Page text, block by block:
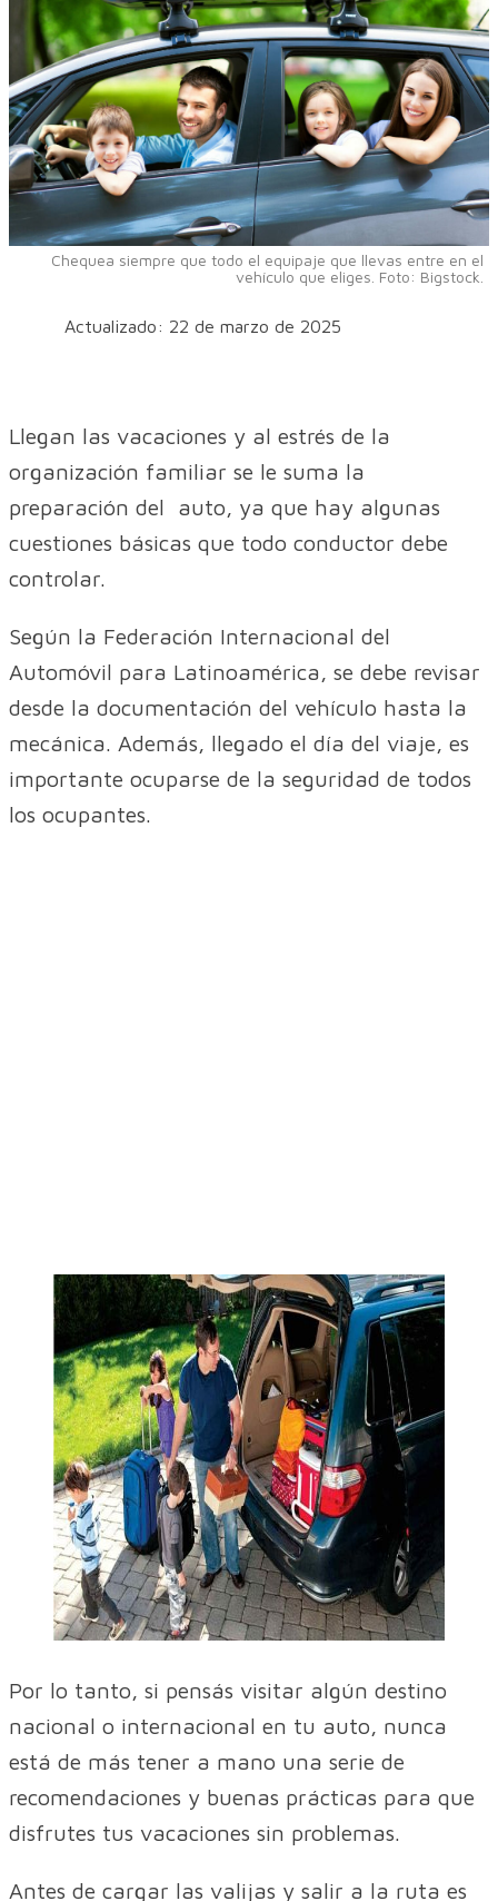
Chequea siempre que todo el equipaje que llevas entre en el
vehículo que eliges. Foto: Bigstock.
Actualizado: 22 de marzo de 2025
Llegan las vacaciones y al estrés de la
organización familiar se le suma la
preparación del auto, ya que hay algunas
cuestiones básicas que todo conductor debe
controlar.
Según la Federación Internacional del
Automóvil para Latinoamérica, se debe revisar
desde la documentación del vehículo hasta la
mecánica. Además, llegado el día del viaje, es
importante ocuparse de la seguridad de todos
los ocupantes.
Por lo tanto, si pensás visitar algún destino
nacional o internacional en tu auto, nunca
está de más tener a mano una serie de
recomendaciones y buenas prácticas para que
disfrutes tus vacaciones sin problemas.
Antes de cargar las valijas y salir a la ruta es